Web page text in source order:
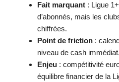
Fait marquant : Ligue
d’abonnés, mais les
chiffrées.
Point de friction :
niveau de cash immédiat.
Enjeu : compétitivité
équilibre financier de la